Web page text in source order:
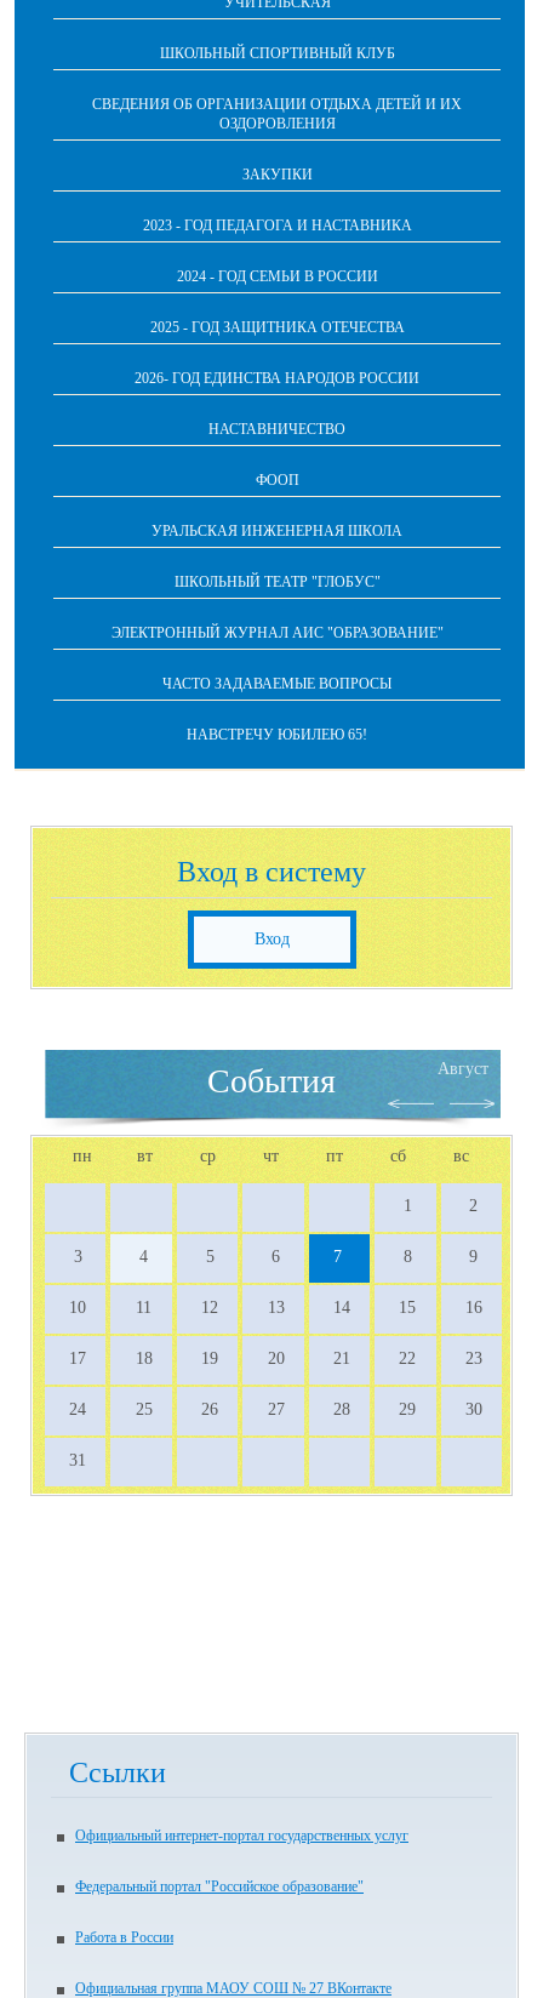
ШКОЛЬНЫЙ СПОРТИВНЫЙ КЛУБ
СВЕДЕНИЯ ОБ ОРГАНИЗАЦИИ ОТДЫХА ДЕТЕЙ И ИХ
ОЗДОРОВЛЕНИЯ
ЗАКУПКИ
2023 - ГОД ПЕДАГОГА И НАСТАВНИКА
2024 - ГОД СЕМЬИ В РОССИИ
2025 - ГОД ЗАЩИТНИКА ОТЕЧЕСТВА
2026- ГОД ЕДИНСТВА НАРОДОВ РОССИИ
НАСТАВНИЧЕСТВО
ФООП
УРАЛЬСКАЯ ИНЖЕНЕРНАЯ ШКОЛА
ШКОЛЬНЫЙ ТЕАТР "ГЛОБУС"
ЭЛЕКТРОННЫЙ ЖУРНАЛ АИС "ОБРАЗОВАНИЕ"
ЧАСТО ЗАДАВАЕМЫЕ ВОПРОСЫ
НАВСТРЕЧУ ЮБИЛЕЮ 65!
Вход в систему
Вход
События Август
пн вт ср чт пт сб вс
1 2
3 4 5 6 7 8 9
10 11 12 13 14 15 16
17 18 19 20 21 22 23
24 25 26 27 28 29 30
31
Ссылки
Официальный интернет-портал государственных услуг
Федеральный портал "Российское образование"
Работа в России
Официальная группа МАОУ СОШ № 27 ВКонтакте